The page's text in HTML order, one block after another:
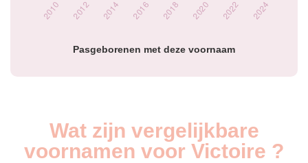
Pasgeborenen met deze voornaam
prénom Victoire
Wat zijn vergelijkbare
voornamen voor Victoire ?